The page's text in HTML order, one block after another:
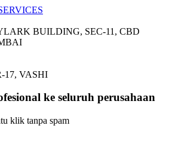
BUILDING, SEC-11, CBD
17, VASHI
ke seluruh perusahaan
klik tanpa spam